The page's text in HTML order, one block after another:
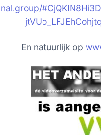
En natuurlijk op